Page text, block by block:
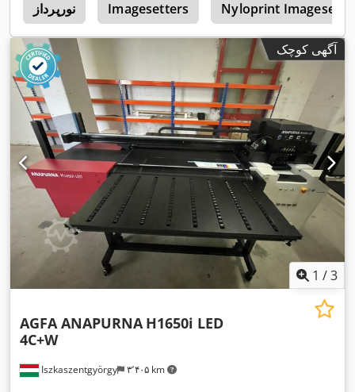
نورپرداز Imagesetters Nyloprint
آگهی کوچک
1 /3
Iszkaszentgyörgy ۳٬۴۰۵ km
AGFA ANAPURNA H1650i LED
4C+W